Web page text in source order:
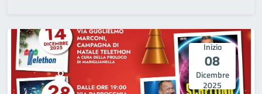
Inizio
08
Dicembre
2025